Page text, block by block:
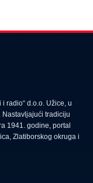
radio“ d.o.o. Užice, u
Nastavljajući tradiciju
1941. godine, portal
Zlatiborskog okruga i